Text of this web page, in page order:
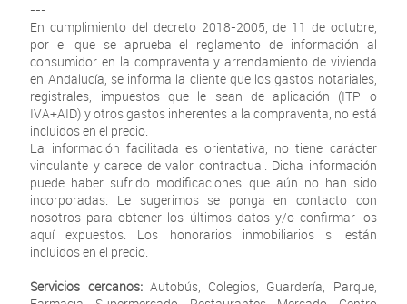
---
En cumplimiento del decreto 2018-2005, de 11 de octubre,
por el que se aprueba el reglamento de información al
consumidor en la compraventa y arrendamiento de vivienda
en Andalucía, se informa la cliente que los gastos notariales,
registrales, impuestos que le sean de aplicación (ITP o
IVA+AID) y otros gastos inherentes a la compraventa, no está
incluidos en el precio.
La información facilitada es orientativa, no tiene carácter
vinculante y carece de valor contractual. Dicha información
puede haber sufrido modificaciones que aún no han sido
incorporadas. Le sugerimos se ponga en contacto con
nosotros para obtener los últimos datos y/o confirmar los
aquí expuestos. Los honorarios inmobiliarios si están
incluidos en el precio.
Servicios cercanos:Autobús, Colegios, Guardería, Parque,